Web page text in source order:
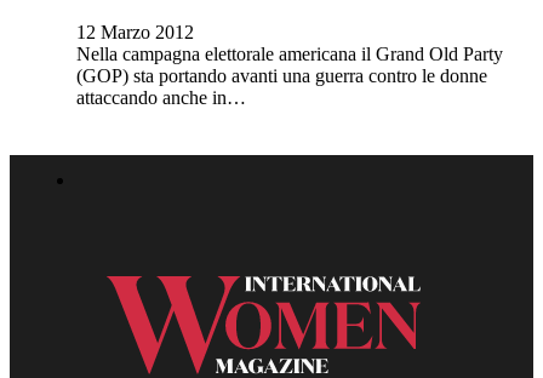
12 Marzo 2012
Nella campagna elettorale americana il Grand Old Party
(GOP) sta portando avanti una guerra contro le donne
attaccando anche in…